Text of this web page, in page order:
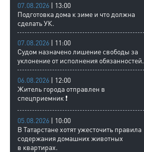
07.08.2026 | 13:00
Подготовка дома к зиме и что должна
сделать УК.
07.08.2026 | 11:00
Судом назначено лишение свободы за
уклонение от исполнения обязанностей.
06.08.2026 | 12:00
Житель города отправлен в
спецприемник ❗
05.08.2026 | 10:00
В Татарстане хотят ужесточить правила
содержания домашних животных
в квартирах.